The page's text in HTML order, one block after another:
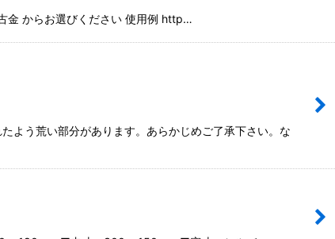
金 からお選びください 使用例 http…
よう荒い部分があります。あらかじめご了承下さい。な